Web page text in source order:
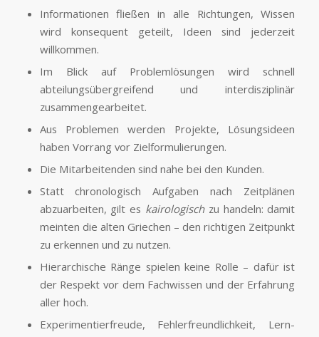
Informationen fließen in alle Richtungen, Wissen
wird konsequent geteilt, Ideen sind jederzeit
willkommen.
Im Blick auf Problemlösungen wird schnell
abteilungsübergreifend und interdisziplinär
zusammengearbeitet.
Aus Problemen werden Projekte, Lösungsideen
haben Vorrang vor Zielformulierungen.
Die Mitarbeitenden sind nahe bei den Kunden.
Statt chronologisch Aufgaben nach Zeitplänen
abzuarbeiten, gilt es kairologischzu handeln: damit
meinten die alten Griechen – den richtigen Zeitpunkt
zu erkennen und zu nutzen.
Hierarchische Ränge spielen keine Rolle – dafür ist
der Respekt vor dem Fachwissen und der Erfahrung
aller hoch.
Experimentierfreude, Fehlerfreundlichkeit, Lern-